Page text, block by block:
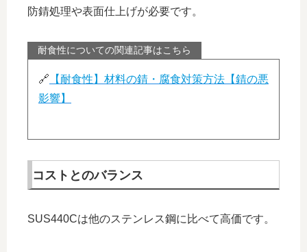
防錆処理や表面仕上げが必要です。
耐食性についての関連記事はこちら
🔗 【耐食性】材料の錆・腐食対策方法【錆の悪
影響】
コストとのバランス
SUS440Cは他のステンレス鋼に比べて高価です。